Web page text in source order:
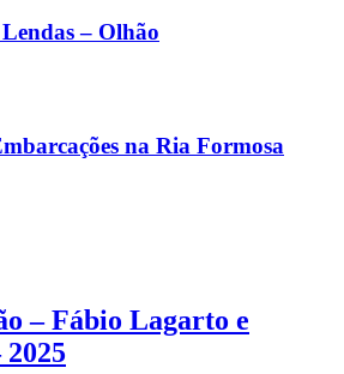
– Olhão
na Ria Formosa
– Fábio Lagarto e
2025